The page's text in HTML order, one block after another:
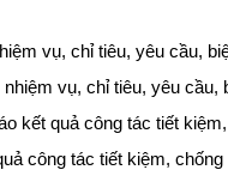
vụ, chỉ tiêu, yêu cầu,
vụ, chỉ tiêu, yêu cầu,
kết quả công tác tiết
công tác tiết kiệm,